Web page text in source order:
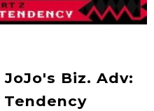
JoJo's Biz. Adv: